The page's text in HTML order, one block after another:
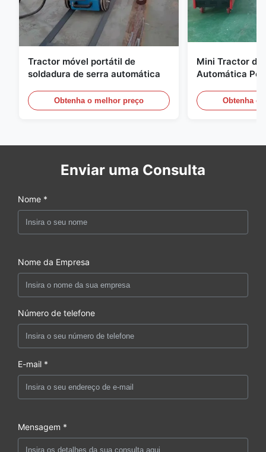
Tractor móvel portátil de
soldadura de serra automática
Obtenha o melhor preço
Mini Tractor de
Automática
Soldadura de
Obtenha o
Enviar uma Consulta
Nome *
Nome da Empresa
Número de telefone
E-mail *
Mensagem *